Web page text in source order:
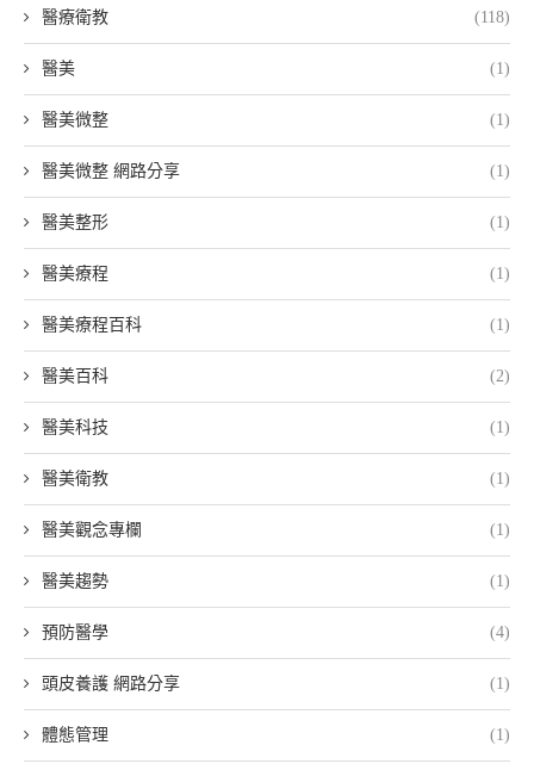
醫療衛教 (118)
醫美 (1)
醫美微整 (1)
醫美微整 網路分享 (1)
醫美整形 (1)
醫美療程 (1)
醫美療程百科 (1)
醫美百科 (2)
醫美科技 (1)
醫美衛教 (1)
醫美觀念專欄 (1)
醫美趨勢 (1)
預防醫學 (4)
頭皮養護 網路分享 (1)
體態管理 (1)